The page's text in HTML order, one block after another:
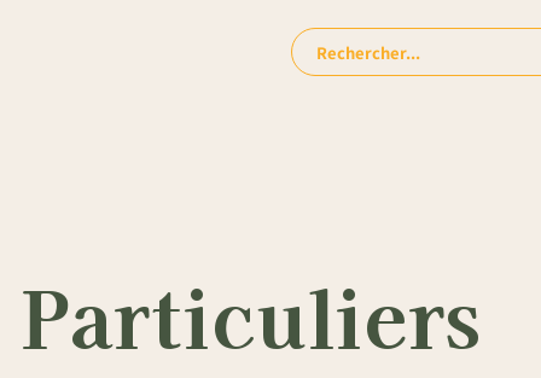
Rechercher:
Particuliers